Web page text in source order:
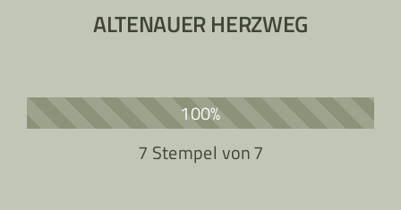
ALTENAUER HERZWEG
100%
7 Stempel von7